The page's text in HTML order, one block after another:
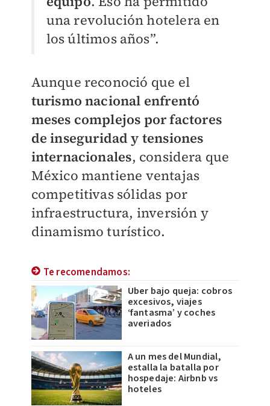
una revolución hotelera en
los últimos años”.
Aunque reconoció que el
turismo nacional enfrentó
meses complejos por factores
de inseguridad y tensiones
internacionales, considera que
México mantiene ventajas
competitivas sólidas por
infraestructura, inversión y
dinamismo turístico.
Te recomendamos:
Uber bajo queja: cobros
excesivos, viajes
‘fantasma’ y coches
averiados
A un mes del Mundial,
estalla la batalla por
hospedaje: Airbnb vs
hoteles